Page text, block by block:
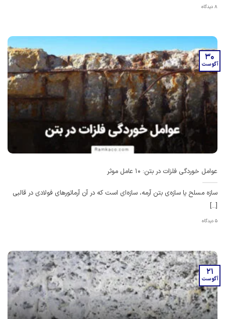
8 دیدگاه
عوامل خوردگی فلزات در بتن: 10 عامل موثر
سازه مسلح یا سازه‌ی بتن آرمه، سازه‌ای است که در آن آرماتورهای فولادی در قالبی
[...]
5 دیدگاه
30
آگوست
21
آگوست